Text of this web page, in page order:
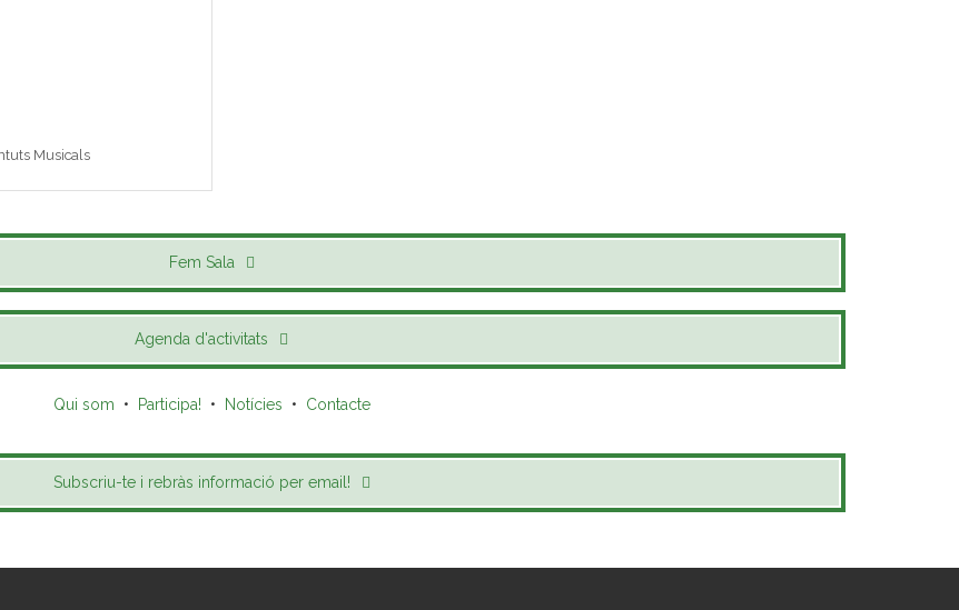
Musicals
Fem Sala
Agenda d'activitats
Qui som • Participa! • Notícies • Contacte
Subscriu-te i rebràs informació per email!